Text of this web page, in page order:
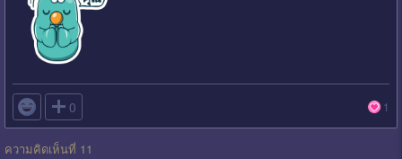
 0 1
ความคิดเห็นที่ 11